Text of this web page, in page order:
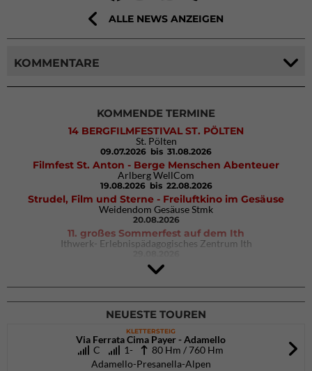
ALLE NEWS ANZEIGEN
KOMMENTARE
KOMMENDE TERMINE
14 BERGFILMFESTIVAL ST. PÖLTEN
St. Pölten
09.07.2026 bis 31.08.2026
Filmfest St. Anton - Berge Menschen Abenteuer
Arlberg WellCom
19.08.2026 bis 22.08.2026
Strudel, Film und Sterne - Freiluftkino im Gesäuse
Weidendom Gesäuse Stmk
20.08.2026
11. großes Sommerfest auf dem Ith
Ithwerk- Erlebnispädagogisches Zentrum Ith
4Blocs KIDS 2026
DAV Kletter- & Boulderzentrum München Süd (Thalkirchen)
26.09.2026
NEUESTE TOUREN
KLETTERSTEIG
Via Ferrata Cima Payer - Adamello
C
1-
80 Hm / 760 Hm
Adamello-Presanella-Alpen